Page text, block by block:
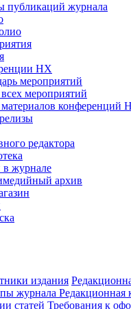
публикаций журнала
НХ
мероприятий
мероприятий
конференций
редактора
в журнале
архив
издания
журнала Редакционная
статей Требования к